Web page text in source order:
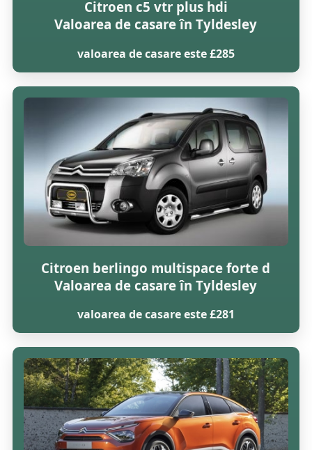
Citroen c5 vtr plus hdi
Valoarea de casare în Tyldesley
valoarea de casare este £285
Citroen berlingo multispace forte d
Valoarea de casare în Tyldesley
valoarea de casare este £281